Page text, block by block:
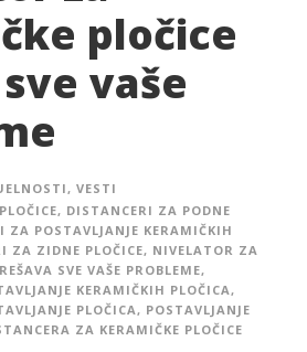
pločice
vaše
, VESTI
, DISTANCERI ZA PODNE
ZA POSTAVLJANJE KERAMIČKIH
ZA ZIDNE PLOČICE, NIVELATOR ZA
SVE VAŠE PROBLEME,
KERAMIČKIH PLOČICA,
PLOČICA, POSTAVLJANJE
ZA KERAMIČKE PLOČICE